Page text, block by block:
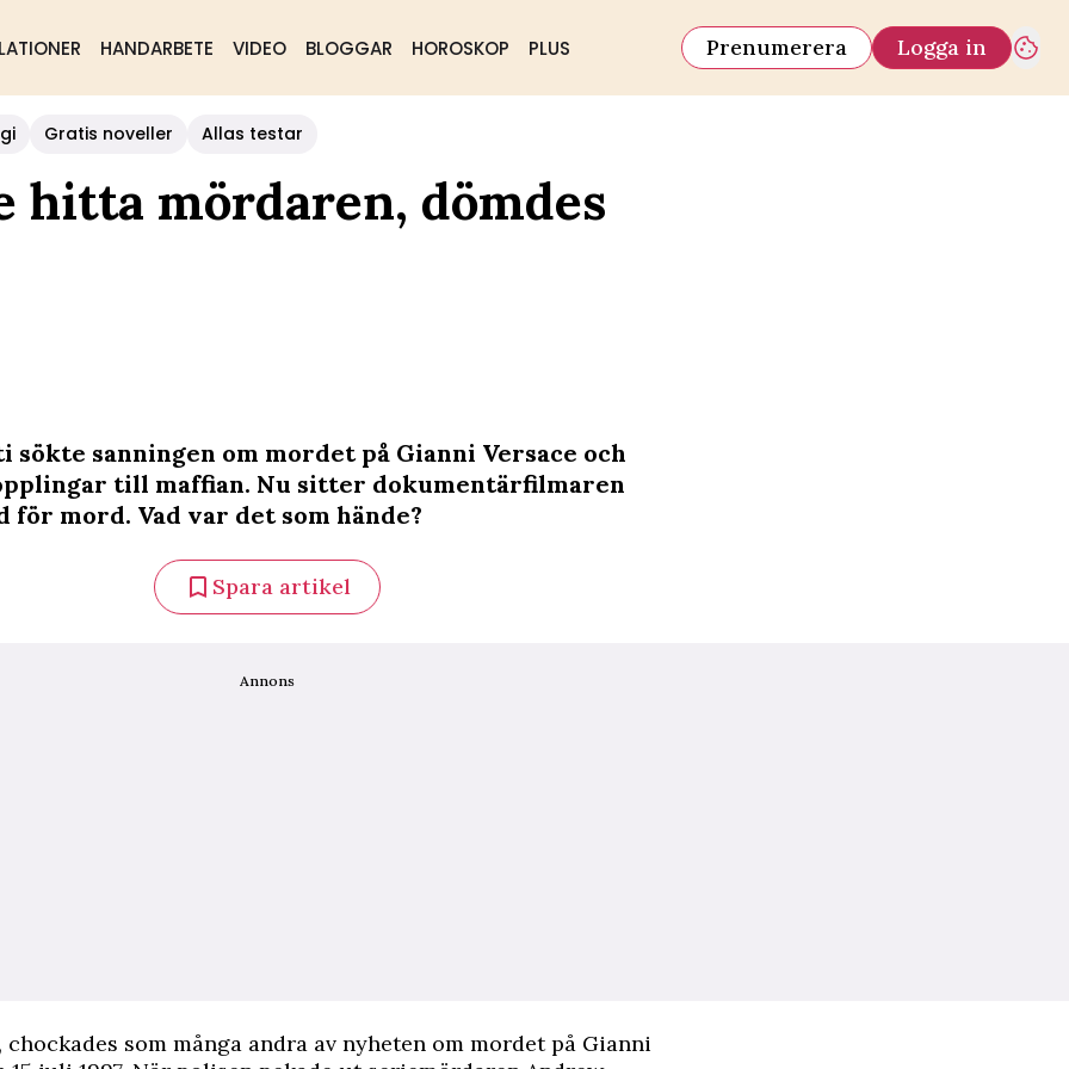
HANDARBETE VIDEO BLOGGAR HOROSKOP PLUS Prenumerera Logga in
Gratis noveller Allas testar
hitta mördaren, dömdes
sökte sanningen om mordet på Gianni Versace och
till maffian. Nu sitter dokumentärfilmaren
för mord. Vad var det som hände?
Spara artikel
Annons
som många andra av nyheten om mordet på Gianni